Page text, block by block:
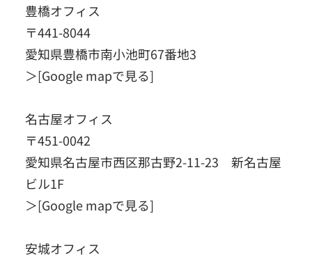
豊橋オフィス
〒441-8044
愛知県豊橋市南小池町67番地3
＞[Google mapで見る]
名古屋オフィス
〒451-0042
愛知県名古屋市西区那古野2-11-23 新名古屋
ビル1F
＞[Google mapで見る]
安城オフィス